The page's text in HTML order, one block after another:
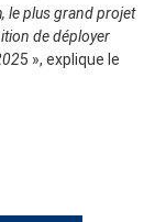
le plus grand projet
de déployer
5 », explique le